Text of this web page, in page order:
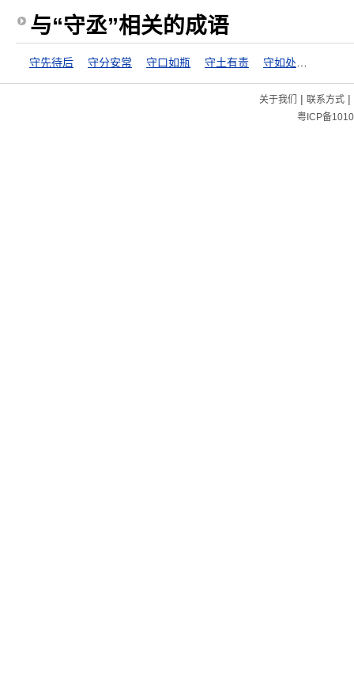
与“守丞”相关的成语
守先待后 守分安常 守口如瓶 守土有责
关于我们 | 联系方式|
粤ICP备